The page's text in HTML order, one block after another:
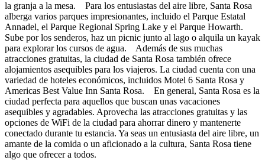
la granja a la mesa. Para los entusiastas del aire libre, Santa Rosa
alberga varios parques impresionantes, incluido el Parque Estatal
Annadel, el Parque Regional Spring Lake y el Parque Howarth.
Sube por los senderos, haz un picnic junto al lago o alquila un kayak
para explorar los cursos de agua. Además de sus muchas
atracciones gratuitas, la ciudad de Santa Rosa también ofrece
alojamientos asequibles para los viajeros. La ciudad cuenta con una
variedad de hoteles económicos, incluidos Motel 6 Santa Rosa y
Americas Best Value Inn Santa Rosa. En general, Santa Rosa es la
ciudad perfecta para aquellos que buscan unas vacaciones
asequibles y agradables. Aprovecha las atracciones gratuitas y las
opciones de WiFi de la ciudad para ahorrar dinero y mantenerte
conectado durante tu estancia. Ya seas un entusiasta del aire libre, un
amante de la comida o un aficionado a la cultura, Santa Rosa tiene
algo que ofrecer a todos.